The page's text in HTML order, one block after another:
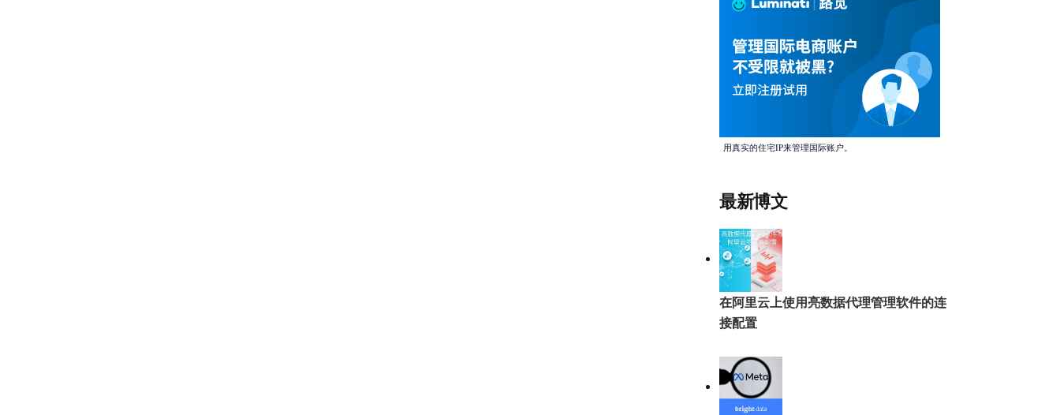
用真实的住宅IP来管理国际账户。
最新博文
在阿里云上使用亮数据代理管理软件的连
接配置